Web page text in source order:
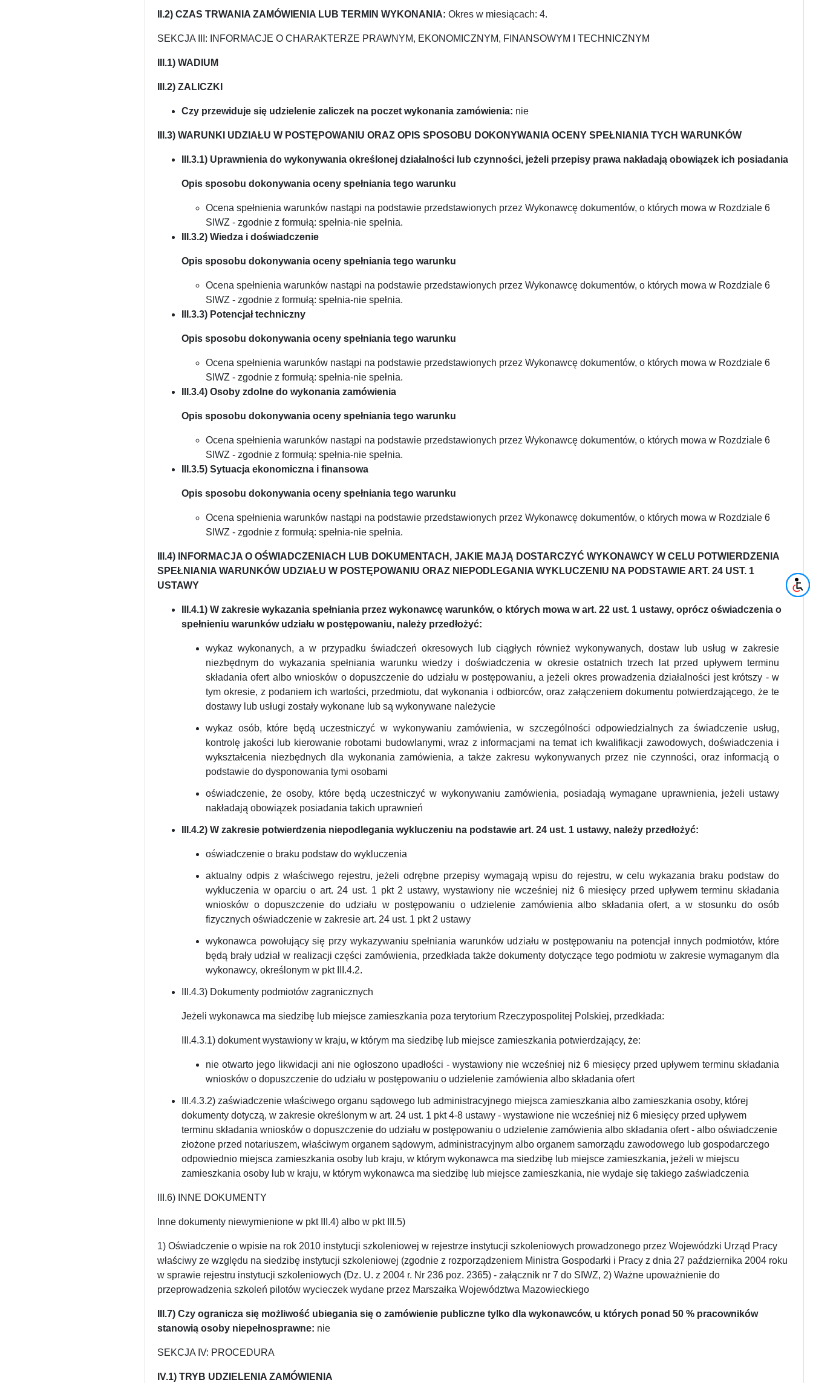
II.2) CZAS TRWANIA ZAMÓWIENIA LUB TERMIN WYKONANIA: Okres w miesiącach: 4.
SEKCJA III: INFORMACJE O CHARAKTERZE PRAWNYM, EKONOMICZNYM, FINANSOWYM I TECHNICZNYM
III.1) WADIUM
III.2) ZALICZKI
Czy przewiduje się udzielenie zaliczek na poczet wykonania zamówienia: nie
III.3) WARUNKI UDZIAŁU W POSTĘPOWANIU ORAZ OPIS SPOSOBU DOKONYWANIA OCENY SPEŁNIANIA TYCH WARUNKÓW
III.3.1) Uprawnienia do wykonywania określonej działalności lub czynności, jeżeli przepisy prawa nakładają obowiązek ich posiadania
Opis sposobu dokonywania oceny spełniania tego warunku
Ocena spełnienia warunków nastąpi na podstawie przedstawionych przez Wykonawcę dokumentów, o których mowa w Rozdziale 6
SIWZ - zgodnie z formułą: spełnia-nie spełnia.
III.3.2) Wiedza i doświadczenie
Opis sposobu dokonywania oceny spełniania tego warunku
Ocena spełnienia warunków nastąpi na podstawie przedstawionych przez Wykonawcę dokumentów, o których mowa w Rozdziale 6
SIWZ - zgodnie z formułą: spełnia-nie spełnia.
III.3.3) Potencjał techniczny
Opis sposobu dokonywania oceny spełniania tego warunku
Ocena spełnienia warunków nastąpi na podstawie przedstawionych przez Wykonawcę dokumentów, o których mowa w Rozdziale 6
SIWZ - zgodnie z formułą: spełnia-nie spełnia.
III.3.4) Osoby zdolne do wykonania zamówienia
Opis sposobu dokonywania oceny spełniania tego warunku
Ocena spełnienia warunków nastąpi na podstawie przedstawionych przez Wykonawcę dokumentów, o których mowa w Rozdziale 6
SIWZ - zgodnie z formułą: spełnia-nie spełnia.
III.3.5) Sytuacja ekonomiczna i finansowa
Opis sposobu dokonywania oceny spełniania tego warunku
Ocena spełnienia warunków nastąpi na podstawie przedstawionych przez Wykonawcę dokumentów, o których mowa w Rozdziale 6
SIWZ - zgodnie z formułą: spełnia-nie spełnia.
III.4) INFORMACJA O OŚWIADCZENIACH LUB DOKUMENTACH, JAKIE MAJĄ DOSTARCZYĆ WYKONAWCY W CELU POTWIERDZENIA
SPEŁNIANIA WARUNKÓW UDZIAŁU W POSTĘPOWANIU ORAZ NIEPODLEGANIA WYKLUCZENIU NA PODSTAWIE ART. 24 UST. 1
USTAWY
III.4.1) W zakresie wykazania spełniania przez wykonawcę warunków, o których mowa w art. 22 ust. 1 ustawy, oprócz oświadczenia o
spełnieniu warunków udziału w postępowaniu, należy przedłożyć:
wykaz wykonanych, a w przypadku świadczeń okresowych lub ciągłych również wykonywanych, dostaw lub usług w zakresie
niezbędnym do wykazania spełniania warunku wiedzy i doświadczenia w okresie ostatnich trzech lat przed upływem terminu
składania ofert albo wniosków o dopuszczenie do udziału w postępowaniu, a jeżeli okres prowadzenia działalności jest krótszy - w
tym okresie, z podaniem ich wartości, przedmiotu, dat wykonania i odbiorców, oraz załączeniem dokumentu potwierdzającego, że te
dostawy lub usługi zostały wykonane lub są wykonywane należycie
wykaz osób, które będą uczestniczyć w wykonywaniu zamówienia, w szczególności odpowiedzialnych za świadczenie usług,
kontrolę jakości lub kierowanie robotami budowlanymi, wraz z informacjami na temat ich kwalifikacji zawodowych, doświadczenia i
wykształcenia niezbędnych dla wykonania zamówienia, a także zakresu wykonywanych przez nie czynności, oraz informacją o
podstawie do dysponowania tymi osobami
oświadczenie, że osoby, które będą uczestniczyć w wykonywaniu zamówienia, posiadają wymagane uprawnienia, jeżeli ustawy
nakładają obowiązek posiadania takich uprawnień
III.4.2) W zakresie potwierdzenia niepodlegania wykluczeniu na podstawie art. 24 ust. 1 ustawy, należy przedłożyć:
oświadczenie o braku podstaw do wykluczenia
aktualny odpis z właściwego rejestru, jeżeli odrębne przepisy wymagają wpisu do rejestru, w celu wykazania braku podstaw do
wykluczenia w oparciu o art. 24 ust. 1 pkt 2 ustawy, wystawiony nie wcześniej niż 6 miesięcy przed upływem terminu składania
wniosków o dopuszczenie do udziału w postępowaniu o udzielenie zamówienia albo składania ofert, a w stosunku do osób
fizycznych oświadczenie w zakresie art. 24 ust. 1 pkt 2 ustawy
wykonawca powołujący się przy wykazywaniu spełniania warunków udziału w postępowaniu na potencjał innych podmiotów, które
będą brały udział w realizacji części zamówienia, przedkłada także dokumenty dotyczące tego podmiotu w zakresie wymaganym dla
wykonawcy, określonym w pkt III.4.2.
III.4.3) Dokumenty podmiotów zagranicznych
Jeżeli wykonawca ma siedzibę lub miejsce zamieszkania poza terytorium Rzeczypospolitej Polskiej, przedkłada:
III.4.3.1) dokument wystawiony w kraju, w którym ma siedzibę lub miejsce zamieszkania potwierdzający, że:
nie otwarto jego likwidacji ani nie ogłoszono upadłości - wystawiony nie wcześniej niż 6 miesięcy przed upływem terminu składania
wniosków o dopuszczenie do udziału w postępowaniu o udzielenie zamówienia albo składania ofert
III.4.3.2) zaświadczenie właściwego organu sądowego lub administracyjnego miejsca zamieszkania albo zamieszkania osoby, której
dokumenty dotyczą, w zakresie określonym w art. 24 ust. 1 pkt 4-8 ustawy - wystawione nie wcześniej niż 6 miesięcy przed upływem
terminu składania wniosków o dopuszczenie do udziału w postępowaniu o udzielenie zamówienia albo składania ofert - albo oświadczenie
złożone przed notariuszem, właściwym organem sądowym, administracyjnym albo organem samorządu zawodowego lub gospodarczego
odpowiednio miejsca zamieszkania osoby lub kraju, w którym wykonawca ma siedzibę lub miejsce zamieszkania, jeżeli w miejscu
zamieszkania osoby lub w kraju, w którym wykonawca ma siedzibę lub miejsce zamieszkania, nie wydaje się takiego zaświadczenia
III.6) INNE DOKUMENTY
Inne dokumenty niewymienione w pkt III.4) albo w pkt III.5)
1) Oświadczenie o wpisie na rok 2010 instytucji szkoleniowej w rejestrze instytucji szkoleniowych prowadzonego przez Wojewódzki Urząd Pracy
właściwy ze względu na siedzibę instytucji szkoleniowej (zgodnie z rozporządzeniem Ministra Gospodarki i Pracy z dnia 27 października 2004 roku
w sprawie rejestru instytucji szkoleniowych (Dz. U. z 2004 r. Nr 236 poz. 2365) - załącznik nr 7 do SIWZ, 2) Ważne upoważnienie do
przeprowadzenia szkoleń pilotów wycieczek wydane przez Marszałka Województwa Mazowieckiego
III.7) Czy ogranicza się możliwość ubiegania się o zamówienie publiczne tylko dla wykonawców, u których ponad 50 % pracowników
stanowią osoby niepełnosprawne: nie
SEKCJA IV: PROCEDURA
IV.1) TRYB UDZIELENIA ZAMÓWIENIA